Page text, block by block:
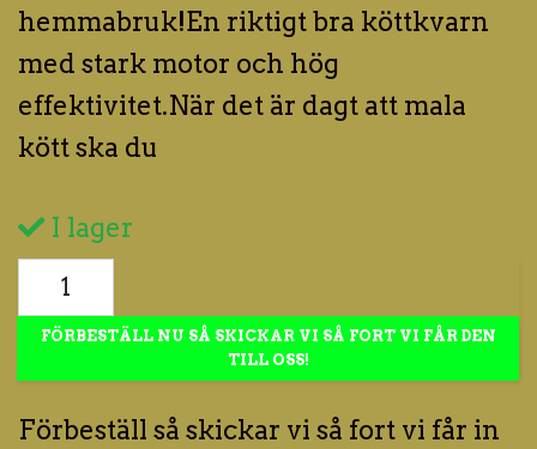
hemmabruk!En riktigt bra köttkvarn
med stark motor och hög
effektivitet.När det är dagt att mala
kött ska du
I lager
FÖRBESTÄLL NU SÅ SKICKAR VI SÅ FORT VI FÅR DEN
TILL OSS!
Förbeställ så skickar vi så fort vi får in